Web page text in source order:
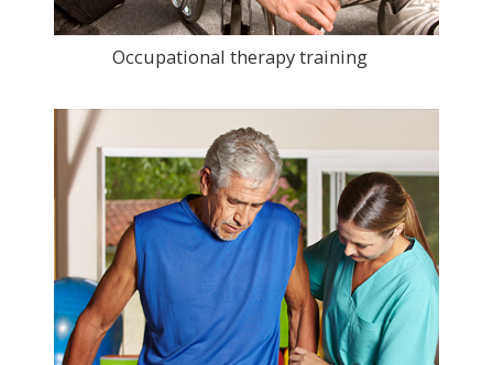
Occupational therapy training